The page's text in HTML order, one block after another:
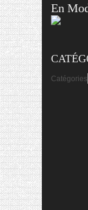
En
Catégories